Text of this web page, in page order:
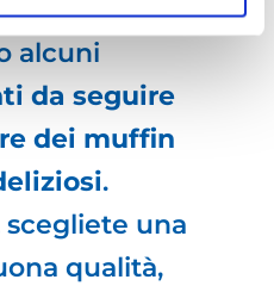
alcuni
da seguire
dei muffin
.
una
qualità,